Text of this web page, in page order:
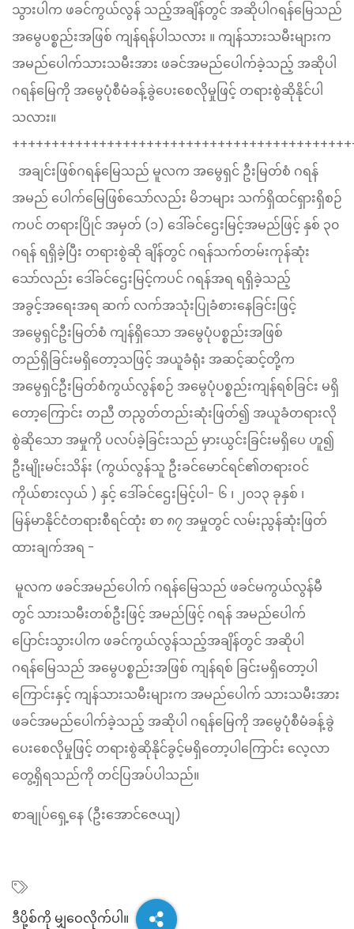
သွားပါက ဖခင်ကွယ်လွန် သည့်အချိန်တွင် အဆိုပါဂရန်မြေသည်
အမွေပစ္စည်းအဖြစ် ကျန်ရန်ပါသလား ။ ကျန်သားသမီးများက
အမည်ပေါက်သားသမီးအား ဖခင်အမည်ပေါက်ခဲ့သည့် အဆိုပါ
ဂရန်မြေကို အမွေပုံစီမံခန့်ခွဲပေးစေလိုမှုဖြင့် တရားစွဲဆိုနိုင်ပါ
သလား။
အချင်းဖြစ်ဂရန်မြေသည် မူလက အမွေရှင် ဦးမြတ်စံ ဂရန်
အမည် ပေါက်မြေဖြစ်သော်လည်း မိဘများ သက်ရှိထင်ရှားရှိစဉ်
ကပင် တရားပြိုင် အမှတ် (၁) ဒေါ်ခင်ဌေးမြင့်အမည်ဖြင့် နှစ် ၃၀
ဂရန် ရရှိခဲ့ပြီး တရားစွဲဆို ချိန်တွင် ဂရန်သက်တမ်းကုန်ဆုံး
သော်လည်း ဒေါ်ခင်ဌေးမြင့်ကပင် ဂရန်အရ ရရှိခဲ့သည့်
အခွင့်အရေးအရ ဆက် လက်အသုံးပြုခံစားနေခြင်းဖြင့်
အမွေရှင်ဦးမြတ်စံ ကျန်ရှိသော အမွေပုံပစ္စည်းအဖြစ်
တည်ရှိခြင်းမရှိတော့သဖြင့် အယူခံရုံး အဆင့်ဆင့်တို့က
အမွေရှင်ဦးမြတ်စံကွယ်လွန်စဉ် အမွေပုံပစ္စည်းကျန်ရစ်ခြင်း မရှိ
တော့ကြောင်း တညီ တညွတ်တည်းဆုံးဖြတ်၍ အယူခံတရားလို
စွဲဆိုသော အမှုကို ပလပ်ခဲ့ခြင်းသည် မှားယွင်းခြင်းမရှိပေ ဟူ၍
ဦးမျိုးမင်းသိန်း (ကွယ်လွန်သူ ဦးခင်မောင်ရင်၏တရားဝင်
ကိုယ်စားလှယ် ) နှင့် ဒေါ်ခင်ဌေးမြင့်ပါ- ၆ ၊ ၂၀၁၃ ခုနှစ် ၊
မြန်မာနိုင်ငံတရားစီရင်ထုံး စာ ၈၇ အမှုတွင် လမ်းညွန်ဆုံးဖြတ်
ထားချက်အရ -
မူလက ဖခင်အမည်ပေါက် ဂရန်မြေသည် ဖခင်မကွယ်လွန်မီ
တွင် သားသမီးတစ်ဦးဖြင့် အမည်ဖြင့် ဂရန် အမည်ပေါက်
ပြောင်းသွားပါက ဖခင်ကွယ်လွန်သည့်အချိန်တွင် အဆိုပါ
ဂရန်မြေသည် အမွေပစ္စည်းအဖြစ် ကျန်ရစ် ခြင်းမရှိတော့ပါ
ကြောင်းနှင့် ကျန်သားသမီးများက အမည်ပေါက် သားသမီးအား
ဖခင်အမည်ပေါက်ခဲ့သည့် အဆိုပါ ဂရန်မြေကို အမွေပုံစီမံခန့်ခွဲ
ပေးစေလိုမှုဖြင့် တရားစွဲဆိုနိုင်ခွင့်မရှိတော့ပါကြောင်း လေ့လာ
တွေ့ရှိရသည်ကို တင်ပြအပ်ပါသည်။
စာချုပ်ရှေ့နေ (ဦးအောင်ဇေယျ)
ဒီပို့စ်ကို မျှ‌ဝေလိုက်ပါ။